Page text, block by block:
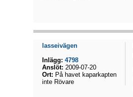
lasseivägen
Inlägg: 4798
Anslöt: 2009-07-20
Ort: På havet kaparkapten
inte Rövare